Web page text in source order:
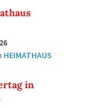
HEIMATHAUS
in